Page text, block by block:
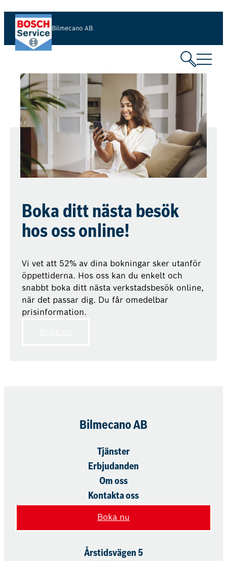
Bilmecano AB
Boka ditt nästa besök
hos oss online!
Vi vet att 52% av dina bokningar sker utanför
öppettiderna. Hos oss kan du enkelt och
snabbt boka ditt nästa verkstadsbesök online,
när det passar dig. Du får omedelbar
prisinformation.
Bilmecano AB
Tjänster
Erbjudanden
Om oss
Kontakta oss
Boka nu
Årstidsvägen 5